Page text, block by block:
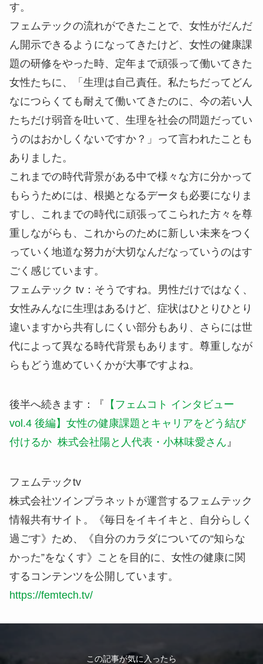
す。
フェムテックの流れができたことで、女性がだんだ
ん開示できるようになってきたけど、女性の健康課
題の研修をやった時、定年まで頑張って働いてきた
女性たちに、「生理は自己責任。私たちだってどん
なにつらくても耐えて働いてきたのに、今の若い人
たちだけ弱音を吐いて、生理を社会の問題だってい
うのはおかしくないですか？」って言われたことも
ありました。
これまでの時代背景がある中で様々な方に分かって
もらうためには、根拠となるデータも必要になりま
すし、これまでの時代に頑張ってこられた方々を尊
重しながらも、これからのために新しい未来をつく
っていく地道な努力が大切なんだなっていうのはす
ごく感じています。
フェムテック tv ：そうですね。男性だけではなく、
女性みんなに生理はあるけど、症状はひとりひとり
違いますから共有しにくい部分もあり、さらには世
代によって異なる時代背景もあります。尊重しなが
らもどう進めていくかが大事ですよね。
後半へ続きます：『 【フェムコト インタビュー
vol.4 後編】女性の健康課題とキャリアをどう結び
付けるか 株式会社陽と人代表・小林味愛さん』
フェムテックtv
株式会社ツインプラネットが運営するフェムテック
情報共有サイト。《毎日をイキイキと、自分らしく
過ごす》ため、《自分のカラダについての“知らな
かった”をなくす》ことを目的に、女性の健康に関
するコンテンツを公開しています。
https://femtech.tv/
この記事が気に入ったら